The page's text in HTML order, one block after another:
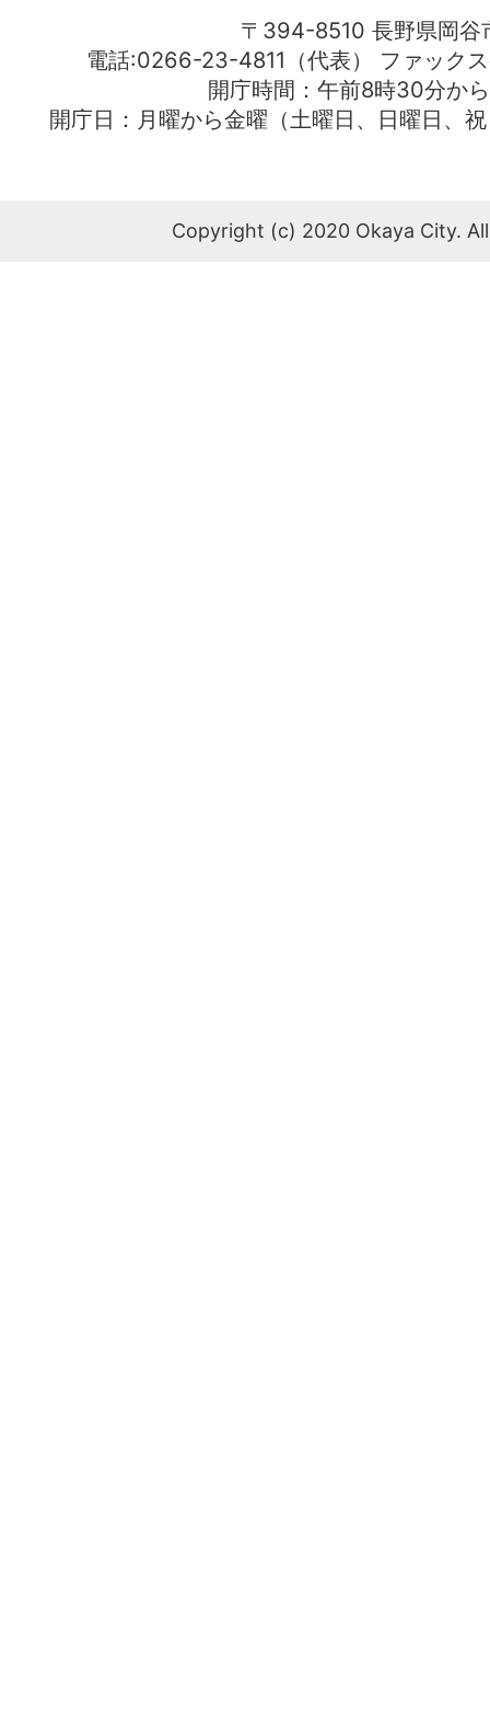
〒394-8510 長野県岡谷
電話:0266-23-4811（代表） ファッ
開庁時間：午前8時30分か
開庁日：月曜から金曜（土曜日、日曜日、
Copyright (c) 2020 Okaya City.